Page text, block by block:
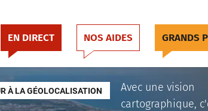
EN DIRECT NOS AIDES GRANDS
À LA GÉOLOCALISATION
Avec une vision
cartographique,